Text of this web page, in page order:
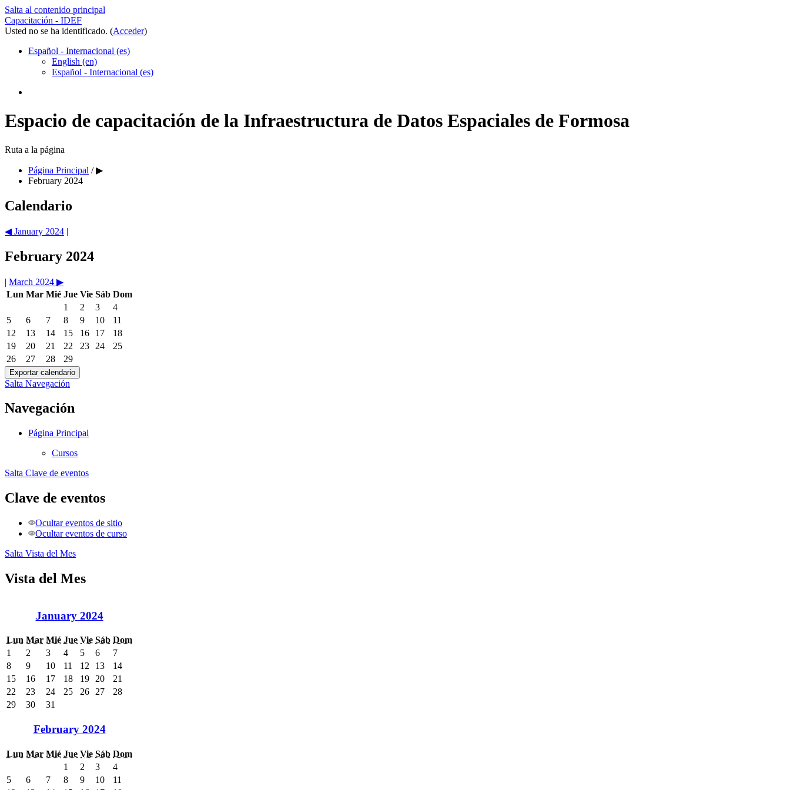
Salta al contenido principal
Capacitación - IDEF
Usted no se ha identificado. (Acceder)
Español - Internacional ‎(es)‎
English ‎(en)‎
Español - Internacional ‎(es)‎
Espacio de capacitación de la Infraestructura de Datos Espaciales de Formosa
Ruta a la página
Página Principal / ▶︎
February 2024
Calendario
◀︎ January 2024 |
February 2024
| March 2024 ▶︎
Lun Mar Mié Jue Vie Sáb Dom
1
2 3
4
5
6 7 8 9 10
11
12
13 14 15 16 17
18
19
20 21 22 23 24
25
26
27 28 29
Salta Navegación
Navegación
Página Principal
Cursos
Salta Clave de eventos
Clave de eventos
Ocultar eventos de sitio
Ocultar eventos de curso
Salta Vista del Mes
Vista del Mes
January 2024
Lun Mar Mié Jue Vie Sáb Dom
1
2 3 4 5 6
7
8
9 10 11 12 13
14
15
16 17 18 19 20
21
22
23 24 25 26 27
28
29
30 31
February 2024
Lun Mar Mié Jue Vie Sáb Dom
1
2 3
4
5
6 7 8 9 10
11